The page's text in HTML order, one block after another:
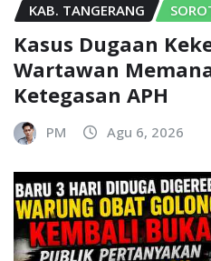
KAB. TANGERANG
Kasus Dugaan
Wartawan
Ketegasan APH
PM Agu 6, 2026